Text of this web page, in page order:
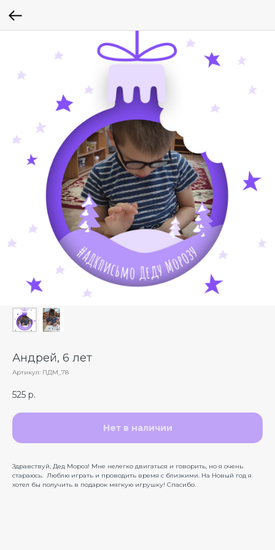
Андрей, 6 лет
Артикул: ПДМ_78
525 р.
Нет в наличии
Здравствуй, Дед Мороз! Мне нелегко двигаться и говорить, но я очень
стараюсь. Люблю играть и проводить время с близкими. На Новый год я
хотел бы получить в подарок мягкую игрушку! Спасибо.